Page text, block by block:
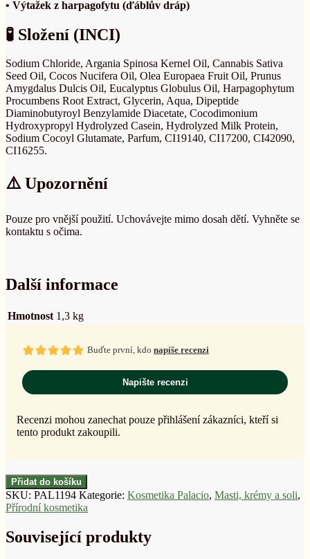
• Výtažek z harpagofytu (ďáblův dráp)
🧪 Složení (INCI)
Sodium Chloride, Argania Spinosa Kernel Oil, Cannabis Sativa
Seed Oil, Cocos Nucifera Oil, Olea Europaea Fruit Oil, Prunus
Amygdalus Dulcis Oil, Eucalyptus Globulus Oil, Harpagophytum
Procumbens Root Extract, Glycerin, Aqua, Dipeptide
Diaminobutyroyl Benzylamide Diacetate, Cocodimonium
Hydroxypropyl Hydrolyzed Casein, Hydrolyzed Milk Protein,
Sodium Cocoyl Glutamate, Parfum, CI19140, CI17200, CI42090,
CI16255.
⚠️ Upozornění
Pouze pro vnější použití. Uchovávejte mimo dosah dětí. Vyhněte se
kontaktu s očima.
Další informace
Hmotnost 1,3 kg
Buďte první, kdo napíše recenzi
Napište recenzi
Recenzi mohou zanechat pouze přihlášení zákazníci, kteří si
tento produkt zakoupili.
Přidat do košíku
SKU: PAL1194 Kategorie: Kosmetika Palacio, Masti, krémy a soli,
Přírodní kosmetika
Související produkty